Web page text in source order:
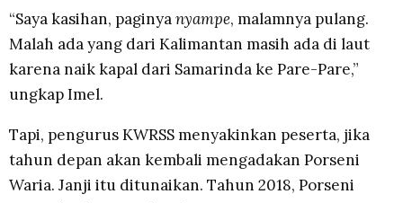
“Saya kasihan, paginyanyampe, malamnya pulang.
Malah ada yang dari Kalimantan masih ada di laut
karena naik kapal dari Samarinda ke Pare-Pare,”
ungkap Imel.
Tapi, pengurus KWRSS menyakinkan peserta, jika
tahun depan akan kembali mengadakan Porseni
Waria. Janji itu ditunaikan. Tahun 2018, Porseni